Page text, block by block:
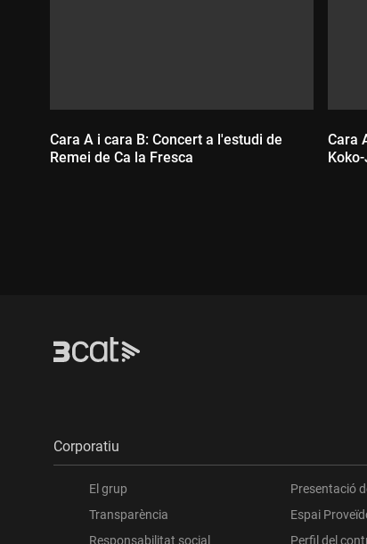
Cara A i cara B: Concert a l'estudi de
Remei de Ca la Fresca
Cara
Corporatiu
El grup
Transparència
Responsabilitat social
Presentació
Espai
Perfil del